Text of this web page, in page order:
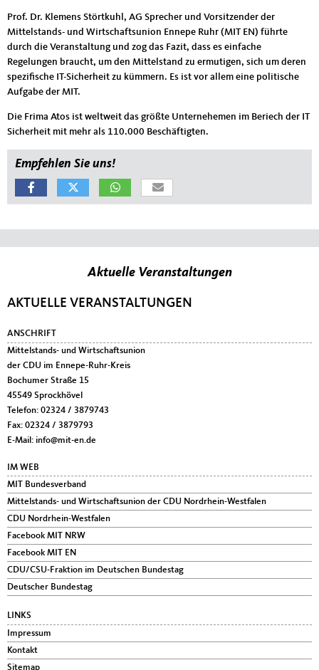
Prof. Dr. Klemens Störtkuhl, AG Sprecher und Vorsitzender der
Mittelstands- und Wirtschaftsunion Ennepe Ruhr (MIT EN) führte
durch die Veranstaltung und zog das Fazit, dass es einfache
Regelungen braucht, um den Mittelstand zu ermutigen, sich um deren
spezifische IT-Sicherheit zu kümmern. Es ist vor allem eine politische
Aufgabe der MIT.
Die Frima Atos ist weltweit das größte Unternehemen im Beriech der IT
Sicherheit mit mehr als 110.000 Beschäftigten.
Empfehlen Sie uns!
Aktuelle Veranstaltungen
AKTUELLE VERANSTALTUNGEN
ANSCHRIFT
Mittelstands- und Wirtschaftsunion
der CDU im Ennepe-Ruhr-Kreis
Bochumer Straße 15
45549 Sprockhövel
Telefon: 02324 / 3879743
Fax: 02324 / 3879793
E-Mail: info@mit-en.de
IM WEB
MIT Bundesverband
Mittelstands- und Wirtschaftsunion der CDU Nordrhein-Westfalen
CDU Nordrhein-Westfalen
Facebook MIT NRW
Facebook MIT EN
CDU/CSU-Fraktion im Deutschen Bundestag
Deutscher Bundestag
LINKS
Impressum
Kontakt
Sitemap